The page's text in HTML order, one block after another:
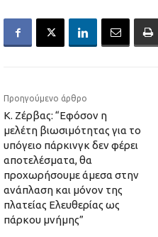
Προηγούμενο άρθρο
Κ. Ζέρβας: “Εφόσον η
μελέτη βιωσιμότητας για το
υπόγειο πάρκινγκ δεν φέρει
αποτελέσματα, θα
προχωρήσουμε άμεσα στην
ανάπλαση και μόνον της
πλατείας Ελευθερίας ως
πάρκου μνήμης”